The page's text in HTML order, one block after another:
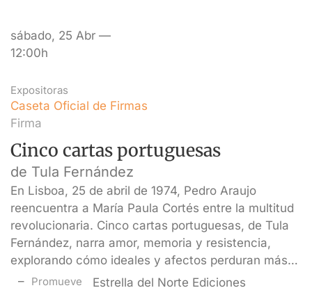
sábado, 25 Abr —
12:00h
Expositoras
Caseta Oficial de Firmas
Firma
Cinco cartas portuguesas
de Tula Fernández
En Lisboa, 25 de abril de 1974, Pedro Araujo
reencuentra a María Paula Cortés entre la multitud
revolucionaria. Cinco cartas portuguesas, de Tula
Fernández, narra amor, memoria y resistencia,
explorando cómo ideales y afectos perduran más…
Promueve Estrella del Norte Ediciones